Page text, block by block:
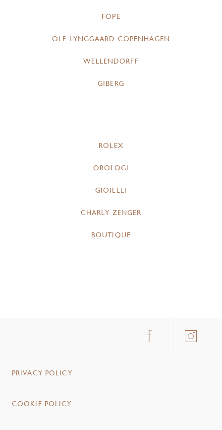
FOPE
OLE LYNGGAARD COPENHAGEN
WELLENDORFF
GIBERG
ROLEX
OROLOGI
GIOIELLI
CHARLY ZENGER
BOUTIQUE
PRIVACY POLICY
COOKIE POLICY